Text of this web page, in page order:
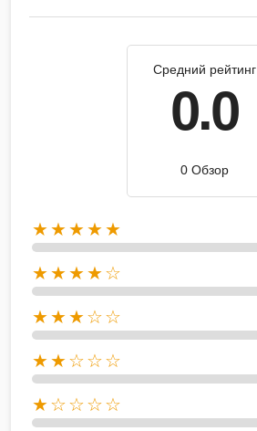
Средний рейтинг
0.0
0 Обзор
★★★★★
★★★★☆
★★★☆☆
★★☆☆☆
★☆☆☆☆